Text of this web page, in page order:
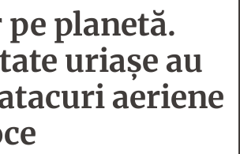
planetă.
uriașe au
aeriene